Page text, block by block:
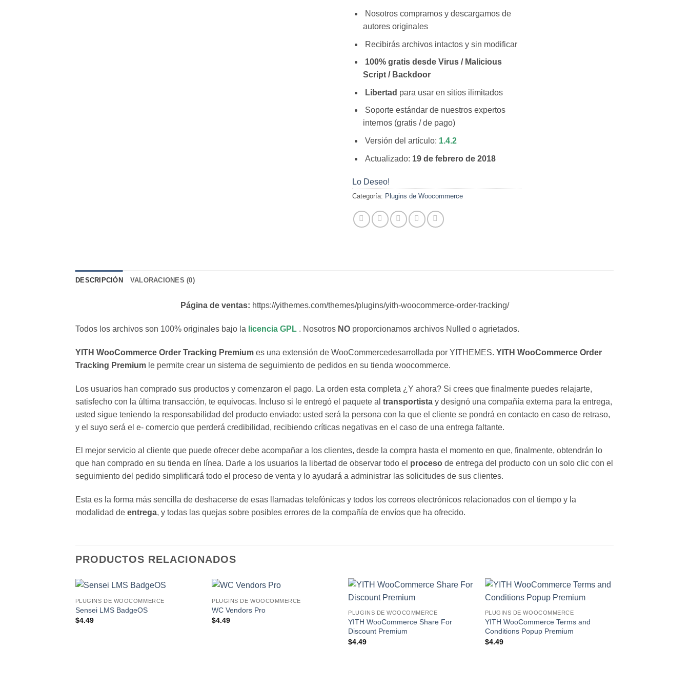
Nosotros compramos y descargamos de
autores originales
Recibirás archivos intactos y sin modificar
100% gratis desde Virus / Malicious
Script / Backdoor
Libertad para usar en sitios ilimitados
Soporte estándar de nuestros expertos
internos (gratis / de pago)
Versión del artículo: 1.4.2
Actualizado: 19 de febrero de 2018
Lo Deseo!
Categoría: Plugins de Woocommerce
DESCRIPCIÓN VALORACIONES (0)
Página de ventas: https://yithemes.com/themes/plugins/yith-woocommerce-order-tracking/
Todos los archivos son 100% originales bajo la licencia GPL . Nosotros NO proporcionamos archivos Nulled o agrietados.
YITH WooCommerce Order Tracking Premium es una extensión de WooCommercedesarrollada por YITHEMES. YITH WooCommerce Order
Tracking Premium le permite crear un sistema de seguimiento de pedidos en su tienda woocommerce.
Los usuarios han comprado sus productos y comenzaron el pago. La orden esta completa ¿Y ahora? Si crees que finalmente puedes relajarte,
satisfecho con la última transacción, te equivocas. Incluso si le entregó el paquete al transportista y designó una compañía externa para la entrega,
usted sigue teniendo la responsabilidad del producto enviado: usted será la persona con la que el cliente se pondrá en contacto en caso de retraso,
y el suyo será el e- comercio que perderá credibilidad, recibiendo críticas negativas en el caso de una entrega faltante.
El mejor servicio al cliente que puede ofrecer debe acompañar a los clientes, desde la compra hasta el momento en que, finalmente, obtendrán lo
que han comprado en su tienda en línea. Darle a los usuarios la libertad de observar todo el proceso de entrega del producto con un solo clic con el
seguimiento del pedido simplificará todo el proceso de venta y lo ayudará a administrar las solicitudes de sus clientes.
Esta es la forma más sencilla de deshacerse de esas llamadas telefónicas y todos los correos electrónicos relacionados con el tiempo y la
modalidad de entrega, y todas las quejas sobre posibles errores de la compañía de envíos que ha ofrecido.
PRODUCTOS RELACIONADOS
PLUGINS DE WOOCOMMERCE
Sensei LMS BadgeOS
$4.49
PLUGINS DE WOOCOMMERCE
WC Vendors Pro
$4.49
PLUGINS DE WOOCOMMERCE
YITH WooCommerce Share For
Discount Premium
$4.49
PLUGINS DE WOOCOMMERCE
YITH WooCommerce Terms and
Conditions Popup Premium
$4.49